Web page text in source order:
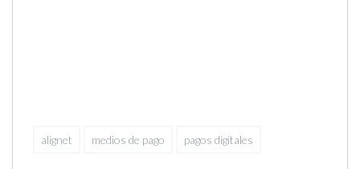
alignet medios de pago pagos digitales